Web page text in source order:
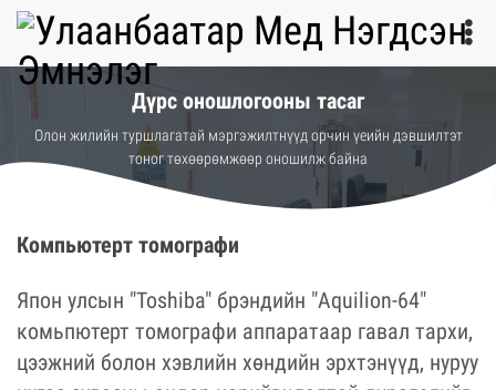
Дүрс оношлогооны тасаг
Олон жилийн туршлагатай мэргэжилтнүүд орчин үеийн дэвшилтэт
тоног төхөөрөмжөөр оношилж байна
Компьютерт томографи
Япон улсын "Toshiba" брэндийн "Aquilion-64"
комьпютерт томографи аппаратаар гавал тархи,
цээжний болон хэвлийн хөндийн эрхтэнүүд, нуруу